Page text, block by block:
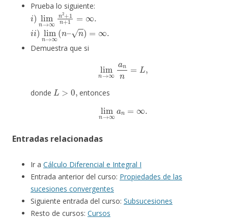
Prueba lo siguiente:
i) limn→∞n2+1n
ii) lim n→∞ n–
Demuestra que si
→∞
donde
L
entonces
limn → ∞an=∞
Entradas relacionadas
Ir a Cálculo Diferencial e Integral I
Entrada anterior del curso: Propiedades de las
sucesiones convergentes
Siguiente entrada del curso: Subsucesiones
Resto de cursos: Cursos